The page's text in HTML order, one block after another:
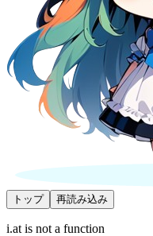
トップ 再読み込み
i.at is not a function